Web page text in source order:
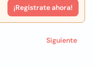
¡Registrate ahora!
Siguiente